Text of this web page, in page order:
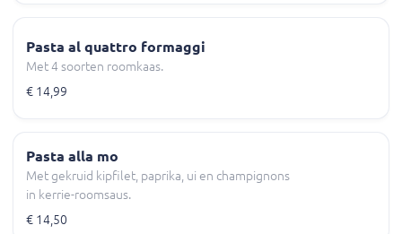
Pasta al quattro formaggi
Met 4 soorten roomkaas.
€ 14,99
Pasta alla mo
Met gekruid kipfilet, paprika, ui en champignons
in kerrie-roomsaus.
€ 14,50